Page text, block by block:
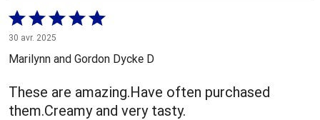
Coté
5 sur
5
30 avr. 2025
Marilynn and Gordon Dycke D
These are amazing.Have often purchased
them.Creamy and very tasty.